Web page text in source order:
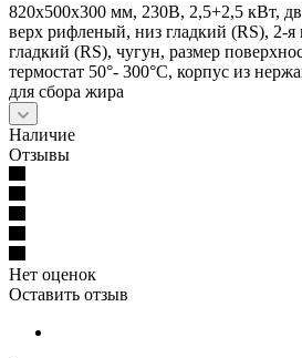
820х500х300 мм, 230В, 2,5+2,5 кВт,
верх рифленый, низ гладкий (RS), 2-
гладкий (RS), чугун, размер
термостат 50°- 300°C, корпус из
для сбора жира
Наличие
Отзывы
Нет оценок
Оставить отзыв